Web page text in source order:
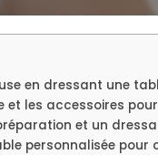
en dressant une
et les accessoires
et un
personnalisée pour